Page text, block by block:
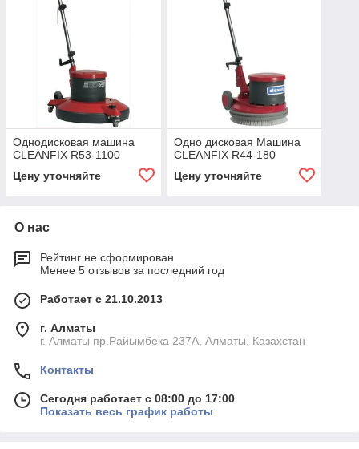
Однодисковая машина
CLEANFIX R53-1100
Цену уточняйте
Одно дисковая Машина
CLEANFIX R44-180
Цену уточняйте
О нас
Рейтинг не сформирован
Менее 5 отзывов за последний год
Работает с 21.10.2013
г. Алматы
г. Алматы пр.Райымбека 237А, Алматы, Казахстан
Контакты
Сегодня работает с 08:00 до 17:00
Показать весь график работы